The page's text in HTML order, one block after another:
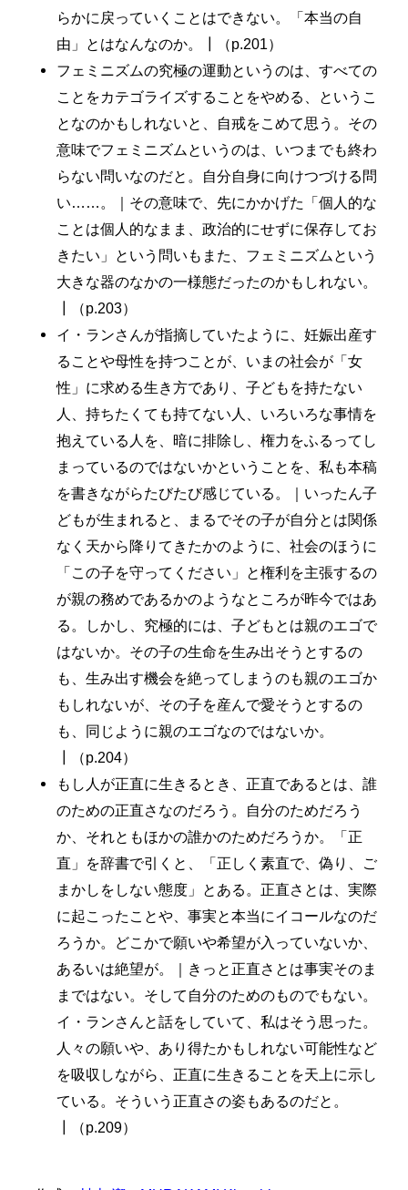
らかに戻っていくことはできない。「本当の自
由」とはなんなのか。┃（p.201）
フェミニズムの究極の運動というのは、すべての
ことをカテゴライズすることをやめる、というこ
となのかもしれないと、自戒をこめて思う。その
意味でフェミニズムというのは、いつまでも終わ
らない問いなのだと。自分自身に向けつづける問
い……。｜その意味で、先にかかげた「個人的な
ことは個人的なまま、政治的にせずに保存してお
きたい」という問いもまた、フェミニズムという
大きな器のなかの一様態だったのかもしれない。
┃（p.203）
イ・ランさんが指摘していたように、妊娠出産す
ることや母性を持つことが、いまの社会が「女
性」に求める生き方であり、子どもを持たない
人、持ちたくても持てない人、いろいろな事情を
抱えている人を、暗に排除し、権力をふるってし
まっているのではないかということを、私も本稿
を書きながらたびたび感じている。｜いったん子
どもが生まれると、まるでその子が自分とは関係
なく天から降りてきたかのように、社会のほうに
「この子を守ってください」と権利を主張するの
が親の務めであるかのようなところが昨今ではあ
る。しかし、究極的には、子どもとは親のエゴで
はないか。その子の生命を生み出そうとするの
も、生み出す機会を絶ってしまうのも親のエゴか
もしれないが、その子を産んで愛そうとするの
も、同じように親のエゴなのではないか。
┃（p.204）
もし人が正直に生きるとき、正直であるとは、誰
のための正直さなのだろう。自分のためだろう
か、それともほかの誰かのためだろうか。「正
直」を辞書で引くと、「正しく素直で、偽り、ご
まかしをしない態度」とある。正直さとは、実際
に起こったことや、事実と本当にイコールなのだ
ろうか。どこかで願いや希望が入っていないか、
あるいは絶望が。｜きっと正直さとは事実そのま
まではない。そして自分のためのものでもない。
イ・ランさんと話をしていて、私はそう思った。
人々の願いや、あり得たかもしれない可能性など
を吸収しながら、正直に生きることを天上に示し
ている。そういう正直さの姿もあるのだと。
┃（p.209）